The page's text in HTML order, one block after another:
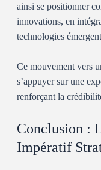
ainsi se positionner
innovations, en
technologies
Ce mouvement vers
s’appuyer sur une
renforçant la
Conclusion :
Impératif